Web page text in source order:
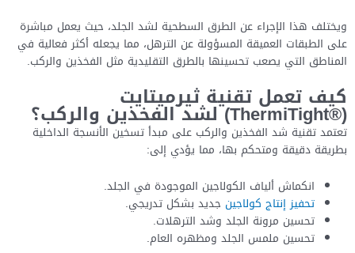
ويختلف هذا الإجراء عن الطرق السطحية لشد الجلد، حيث يعمل مباشرة
على الطبقات العميقة المسؤولة عن الترهل، مما يجعله أكثر فعالية في
المناطق التي يصعب تحسينها بالطرق التقليدية مثل الفخذين والركب.
كيف تعمل تقنية ثيرميتايت
(®ThermiTight) لشد الفخذين والركب؟
تعتمد تقنية شد الفخذين والركب على مبدأ تسخين الأنسجة الداخلية
بطريقة دقيقة ومتحكم بها، مما يؤدي إلى:
انكماش ألياف الكولاجين الموجودة في الجلد.
تحفيز إنتاج كولاجين جديد بشكل تدريجي.
تحسين مرونة الجلد وشد الترهلات.
تحسين ملمس الجلد ومظهره العام.